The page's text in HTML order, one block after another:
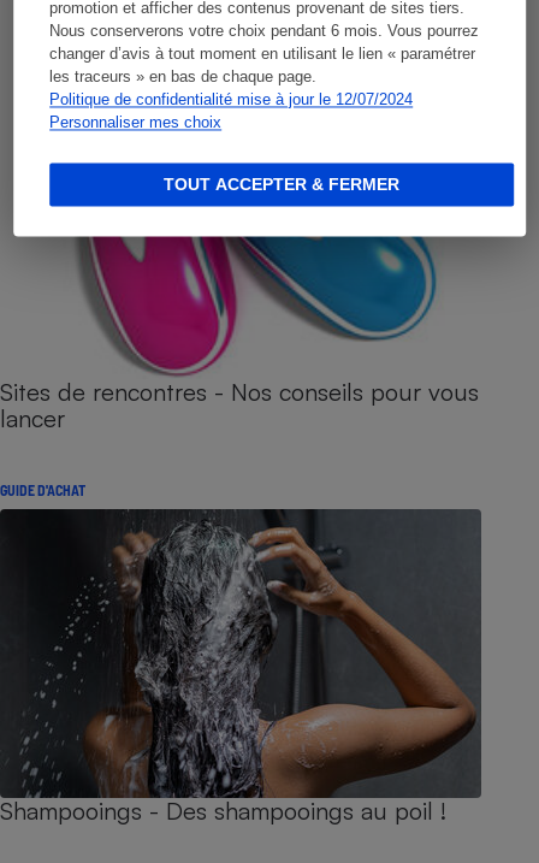
promotion et afficher des contenus provenant de sites tiers.
Nous conserverons votre choix pendant 6 mois. Vous pourrez
changer d’avis à tout moment en utilisant le lien « paramétrer
les traceurs » en bas de chaque page.
Politique de confidentialité mise à jour le 12/07/2024
Personnaliser mes choix
TOUT ACCEPTER & FERMER
Sites de rencontres - Nos conseils pour vous
lancer
GUIDE D'ACHAT
Shampooings - Des shampooings au poil !